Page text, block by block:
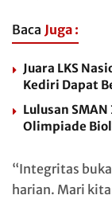
Baca Juga :
Juara LKS
Kediri Dapat
Lulusan
Olimpiade
“Integritas
harian. Mari